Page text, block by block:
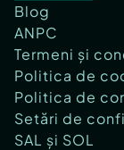
Blog
ANPC
Termeni și
Politica de
Politica de
Setări de
SAL și SOL